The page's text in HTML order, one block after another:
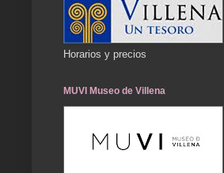
Horarios y precios
MUVI Museo de Villena